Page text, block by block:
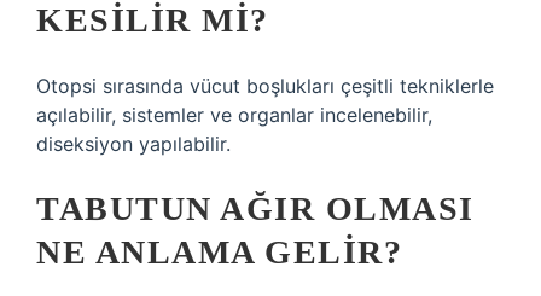
KESILIR MI?
Otopsi sırasında vücut boşlukları çeşitli tekniklerle
açılabilir, sistemler ve organlar incelenebilir,
diseksiyon yapılabilir.
TABUTUN AĞIR OLMASI
NE ANLAMA GELIR?